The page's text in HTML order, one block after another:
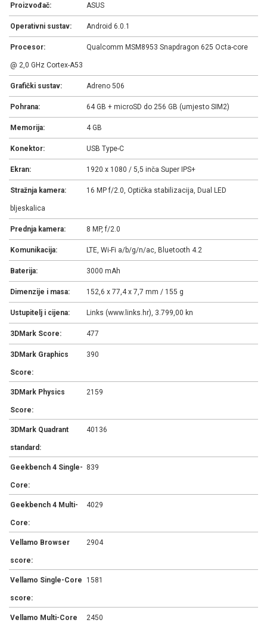
Proizvođač: ASUS
Operativni sustav: Android 6.0.1
Procesor: Qualcomm MSM8953 Snapdragon 625 Octa-core
@ 2,0 GHz Cortex-A53
Grafički sustav: Adreno 506
Pohrana: 64 GB + microSD do 256 GB (umjesto SIM2)
Memorija: 4 GB
Konektor: USB Type-C
Ekran: 1920 x 1080 / 5,5 inča Super IPS+
Stražnja kamera: 16 MP f/2.0, Optička stabilizacija, Dual LED
bljeskalica
Prednja kamera: 8 MP, f/2.0
Komunikacija: LTE, Wi-Fi a/b/g/n/ac, Bluetooth 4.2
Baterija: 3000 mAh
Dimenzije i masa: 152,6 x 77,4 x 7,7 mm / 155 g
Ustupitelj i cijena: Links (www.links.hr), 3.799,00 kn
3DMark Score: 477
3DMark Graphics
Score:
390
3DMark Physics
Score:
2159
3DMark Quadrant
standard:
40136
Geekbench 4 Single-
Core:
839
Geekbench 4 Multi-
Core:
4029
Vellamo Browser
score:
2904
Vellamo Single-Core
score:
1581
Vellamo Multi-Core 2450